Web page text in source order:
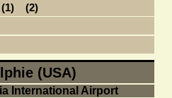
(2)
(USA)
International Airport